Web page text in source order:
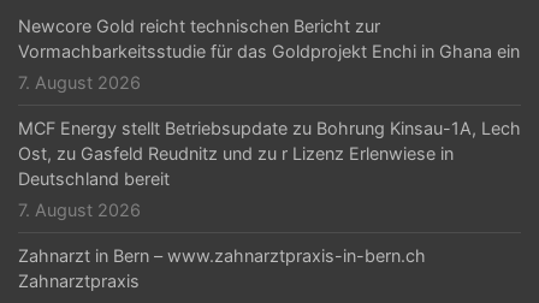
Newcore Gold reicht technischen Bericht zur
Vormachbarkeitsstudie für das Goldprojekt Enchi in Ghana ein
7. August 2026
MCF Energy stellt Betriebsupdate zu Bohrung Kinsau-1A, Lech
Ost, zu Gasfeld Reudnitz und zu r Lizenz Erlenwiese in
Deutschland bereit
7. August 2026
Zahnarzt in Bern – www.zahnarztpraxis-in-bern.ch
Zahnarztpraxis